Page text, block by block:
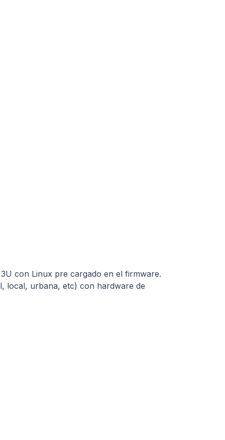
con Linux pre cargado en el firmware.
local, urbana, etc) con hardware de